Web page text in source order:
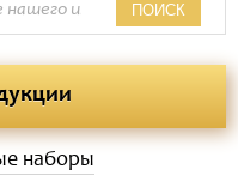
ПОИСК
наборы